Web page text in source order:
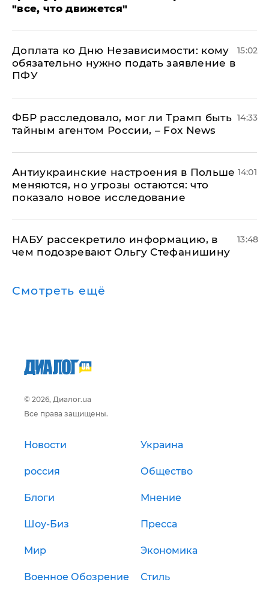
"все, что движется"
Доплата ко Дню Независимости: кому
обязательно нужно подать заявление в
ПФУ
15:02
ФБР расследовало, мог ли Трамп быть
тайным агентом России, – Fox News
14:33
Антиукраинские настроения в Польше
меняются, но угрозы остаются: что
показало новое исследование
14:01
НАБУ рассекретило информацию, в
чем подозревают Ольгу Стефанишину
13:48
Смотреть ещё
© 2026, Диалог.ua
Все права защищены.
Новости Украина
россия Общество
Блоги Мнение
Шоу-Биз Пресса
Мир Экономика
Военное Обозрение Стиль